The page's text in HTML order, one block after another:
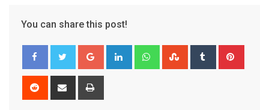
You can share this post!
Google+ LinkedIn WhatsappStumbleUpon
Tumblr
Reddit
Share